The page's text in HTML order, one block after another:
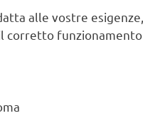
alle vostre
corretto